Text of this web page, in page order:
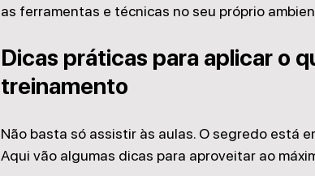
as ferramentas e técnicas no seu próprio
Dicas práticas para aplicar o
treinamento
Não basta só assistir às aulas. O segredo está
Aqui vão algumas dicas para aproveitar ao